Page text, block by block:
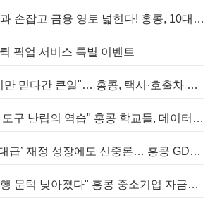
[홍콩경제] 중국과 손잡고 금융 영토 넓힌다! 홍콩, 10대 신규 정책 발표
픽업 서비스 특별 이벤트
[홍콩사회] "네비만 믿다간 큰일"… 홍콩, 택시·호출차 통합 시험 도입하며 규제 본격화
[홍콩교육] "AI 도구 난립의 역습" 홍콩 학교들, 데이터 고립에 교육 효과 평가 비상
[홍콩경제] ‘역대급’ 재정 성장에도 신중론… 홍콩 GDP 전망 상향 속 “지정학적 리스크 경계”
[홍콩금융] "은행 문턱 낮아졌다" 홍콩 중소기업 자금줄 숨통 트이나… HKMA "2분기 신용 조건 안정적"